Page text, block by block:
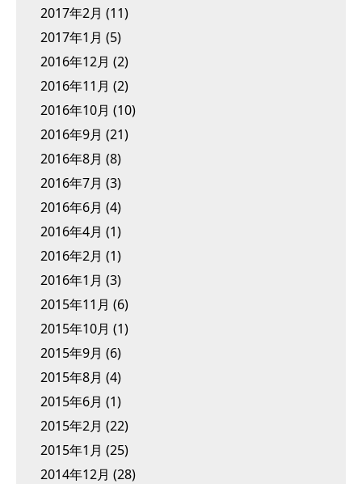
2017年2月 (11)
2017年1月 (5)
2016年12月 (2)
2016年11月 (2)
2016年10月 (10)
2016年9月 (21)
2016年8月 (8)
2016年7月 (3)
2016年6月 (4)
2016年4月 (1)
2016年2月 (1)
2016年1月 (3)
2015年11月 (6)
2015年10月 (1)
2015年9月 (6)
2015年8月 (4)
2015年6月 (1)
2015年2月 (22)
2015年1月 (25)
2014年12月 (28)